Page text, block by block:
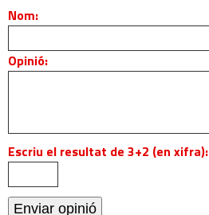
Nom:
Opinió:
Escriu el resultat de 3+2 (en xifra):